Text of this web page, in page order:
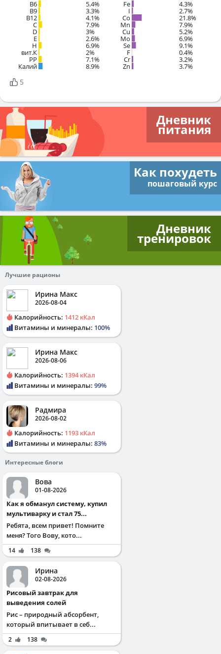
B6 5.4%
B9 3.3%
B12 4.1%
C 7.9%
D 3%
E 2.6%
H 6.9%
вит.К 2%
PP 7.1%
Калий 8.9%
Fe 4.3%
I 2.7%
Co 21.8%
Mn 7.9%
Cu 5.2%
Mo 6.9%
Se 9.1%
F 0.4%
Cr 3.2%
Zn 3.7%
5
Дневник
питания
Как похудеть
пошаговый курс
Дневник
тренировок
Лучшие рационы
Ирина Макс
2026-08-04
Калорийность: 1412 кКал
Витамины и минералы: 100%
Ирина Макс
2026-08-06
Калорийность: 1394 кКал
Витамины и минералы: 99%
Радмира
2026-08-02
Калорийность: 1193 кКал
Витамины и минералы: 83%
Интересные блоги
Вова
01-08-2026
Как я обманул систему, купил
мультиварку и стал 75...
Ребята, всем привет! Помните
меня? Того Вову, кото...
14 138
Ирина
02-08-2026
Рисовый завтрак для
выведения солей
Рис – природный абсорбент,
который впитывает в себ...
2 138